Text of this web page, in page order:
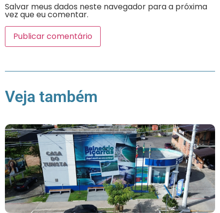
Salvar meus dados neste navegador para a próxima
vez que eu comentar.
Veja também